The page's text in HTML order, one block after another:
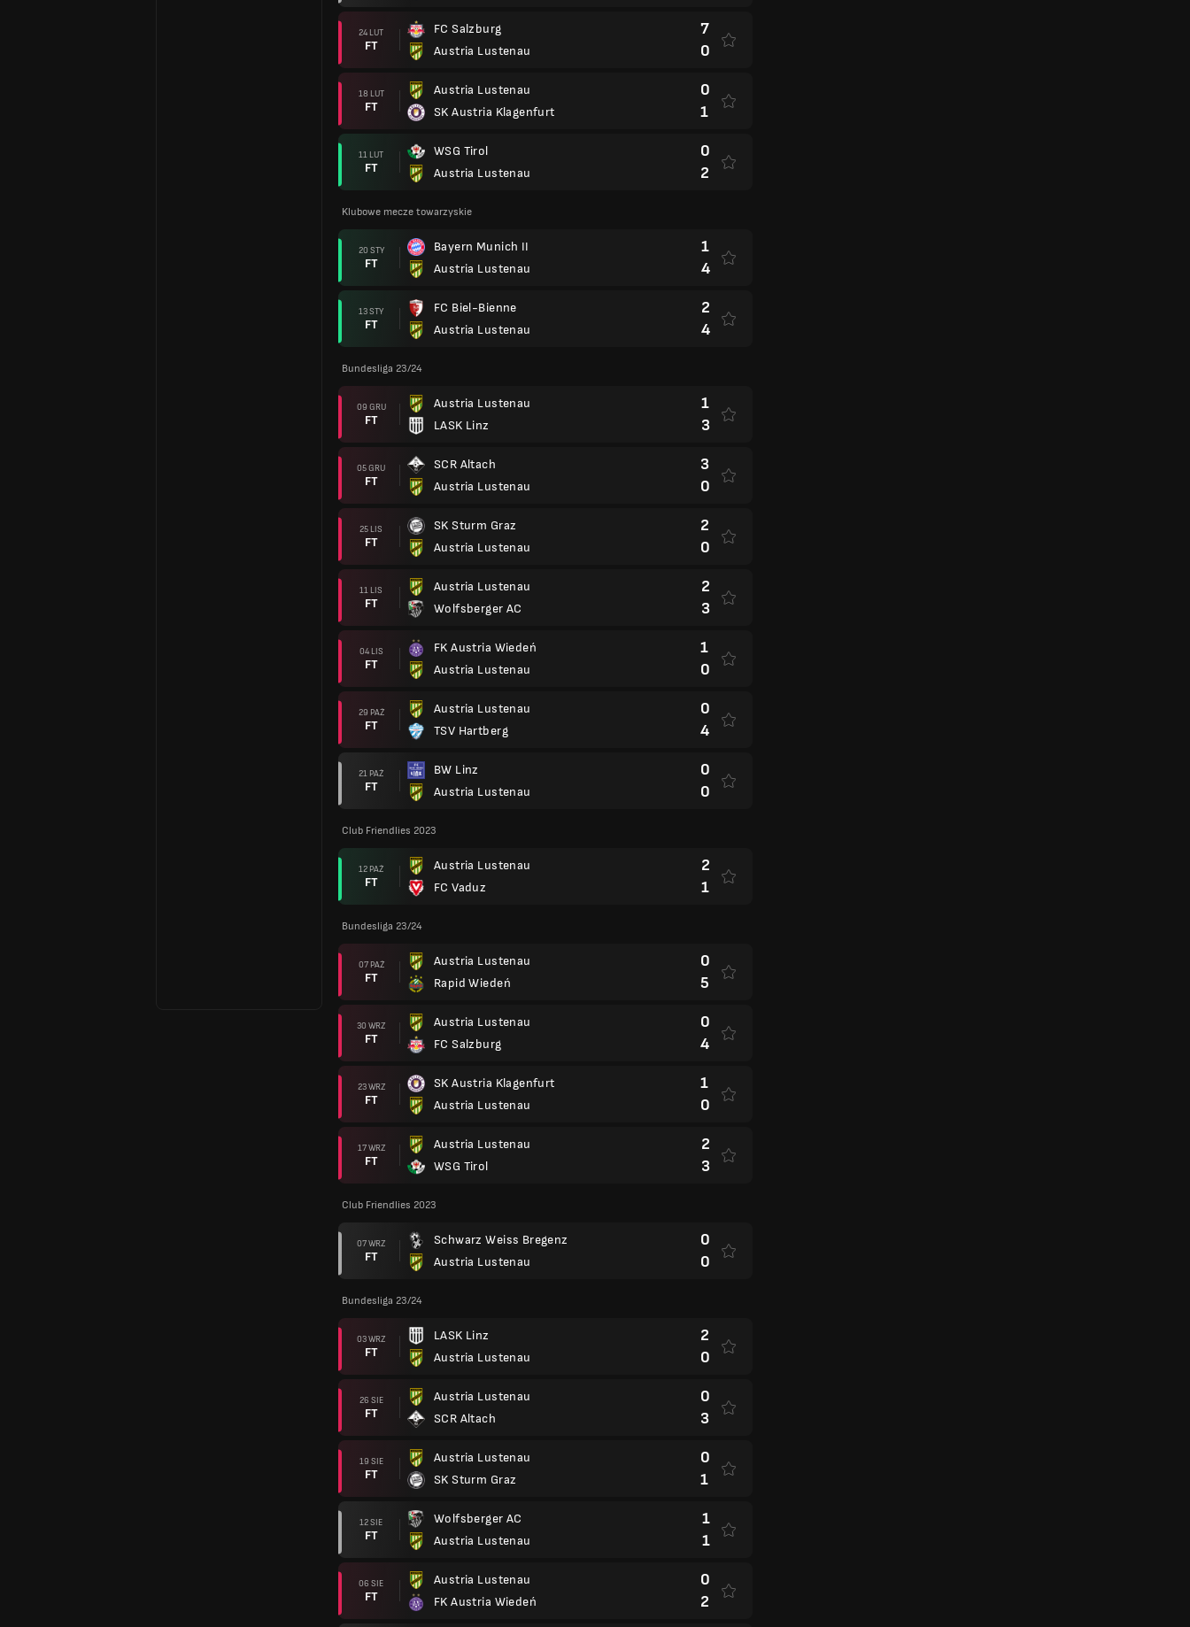
24 LUT
FT
FC Salzburg
Austria Lustenau
7
0
18 LUT
FT
Austria Lustenau
SK Austria Klagenfurt
0
1
11 LUT
FT
WSG Tirol
Austria Lustenau
0
2
Klubowe mecze towarzyskie
20 STY
FT
Bayern Munich II
Austria Lustenau
1
4
13 STY
FT
FC Biel-Bienne
Austria Lustenau
2
4
Bundesliga 23/24
09 GRU
FT
Austria Lustenau
LASK Linz
1
3
05 GRU
FT
SCR Altach
Austria Lustenau
3
0
25 LIS
FT
SK Sturm Graz
Austria Lustenau
2
0
11 LIS
FT
Austria Lustenau
Wolfsberger AC
2
3
04 LIS
FT
FK Austria Wiedeń
Austria Lustenau
1
0
29 PAŹ
FT
Austria Lustenau
TSV Hartberg
0
4
21 PAŹ
FT
BW Linz
Austria Lustenau
0
0
Club Friendlies 2023
12 PAŹ
FT
Austria Lustenau
FC Vaduz
2
1
Bundesliga 23/24
07 PAŹ
FT
Austria Lustenau
Rapid Wiedeń
0
5
30 WRZ
FT
Austria Lustenau
FC Salzburg
0
4
23 WRZ
FT
SK Austria Klagenfurt
Austria Lustenau
1
0
17 WRZ
FT
Austria Lustenau
WSG Tirol
2
3
Club Friendlies 2023
07 WRZ
FT
Schwarz Weiss Bregenz
Austria Lustenau
0
0
Bundesliga 23/24
03 WRZ
FT
LASK Linz
Austria Lustenau
2
0
26 SIE
FT
Austria Lustenau
SCR Altach
0
3
19 SIE
FT
Austria Lustenau
SK Sturm Graz
0
1
12 SIE
FT
Wolfsberger AC
Austria Lustenau
1
1
06 SIE
FT
Austria Lustenau
FK Austria Wiedeń
0
2